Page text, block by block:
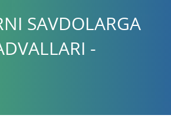
SAVDOLARGA
-